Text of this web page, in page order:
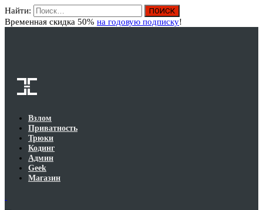
Найти:
Временная скидка 50% на годовую подписку!
Взлом
Приватность
Трюки
Кодинг
Админ
Geek
Магазин